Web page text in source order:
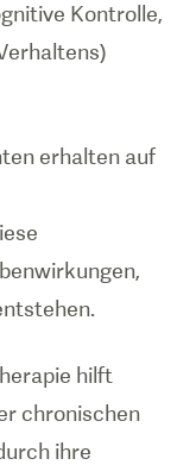
Kontrolle,
erhalten auf
hilft
chronischen
ihre